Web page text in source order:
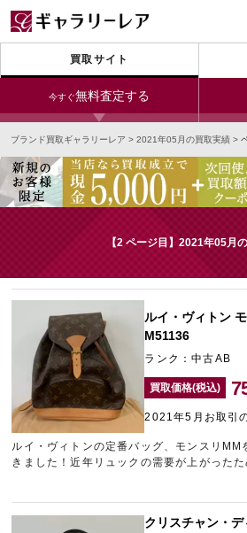
買取サイト
今すぐ無料査定する
今すぐLINE
24時間受付（対応時間
宅配買取を申
無料の宅配キットをお
今すぐ電話
受付時間 10:00
銀座本店 青山表参道店
小田急新宿店
心斎橋本店 東心斎橋店
なんば店 神戸元町(三宮)店
中野ブロードウェイ
宅配買取を申
無料の宅配キットをお
ブランド買取ギャラリーレア > 2021年05月の買取実績 >
【2 ページ目】2021年05月
ルイ・ヴィトン
M51136
ランク：中古AB
買取価格(税込)
2021年5月お取引
ルイ・ヴィトンの定番バッグ、モンスリMM
きました！近年リュックの需要が上がった
が上昇しているアイテムです！シンプルな
クリスチャン・